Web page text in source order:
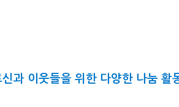
과 이웃들을 위한 다양한 나눔 활